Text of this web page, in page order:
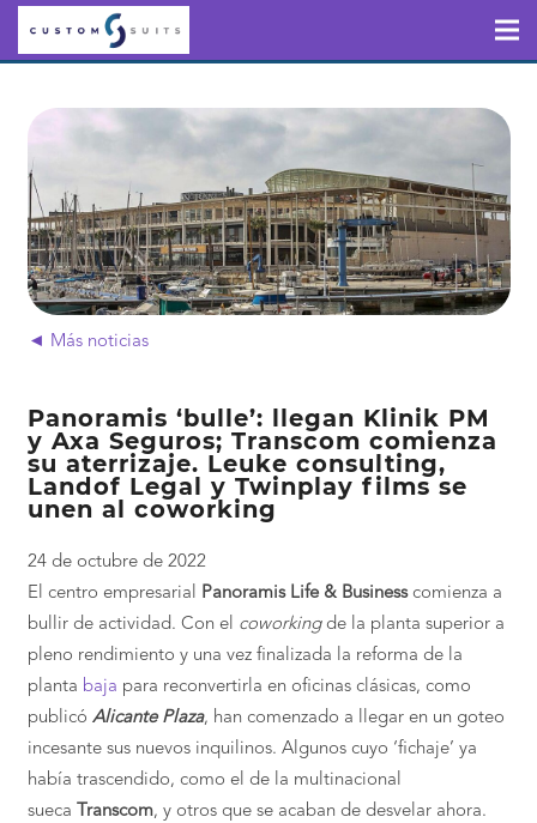
◄ Más noticias
Panoramis ‘bulle’: llegan Klinik PM
y Axa Seguros; Transcom comienza
su aterrizaje. Leuke consulting,
Landof Legal y Twinplay films se
unen al coworking
24 de octubre de 2022
El centro empresarial Panoramis Life & Businesscomienza a
bullir de actividad. Con el coworking de la planta superior a
pleno rendimiento y una vez finalizada la reforma de la
planta baja para reconvertirla en oficinas clásicas, como
publicó Alicante Plaza, han comenzado a llegar en un goteo
incesante sus nuevos inquilinos. Algunos cuyo ‘fichaje’ ya
había trascendido, como el de la multinacional
sueca Transcom, y otros que se acaban de desvelar ahora.